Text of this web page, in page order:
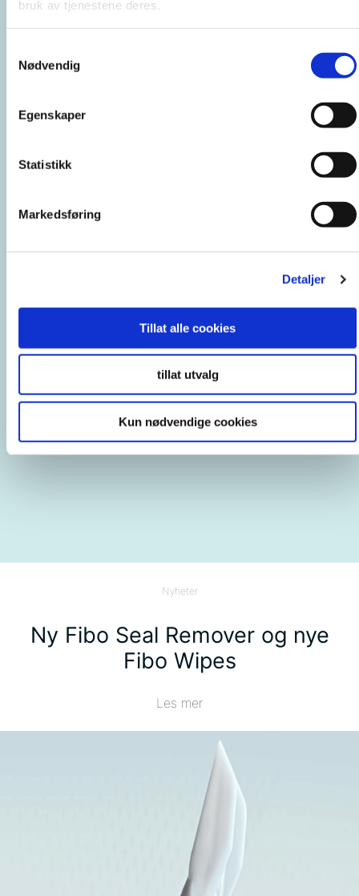
bruk av tjenestene deres.
Nødvendig
Egenskaper
Statistikk
Markedsføring
Detaljer
Tillat alle cookies
tillat utvalg
Kun nødvendige cookies
Nyheter
Ny Fibo Seal Remover og nye
Fibo Wipes
Les mer